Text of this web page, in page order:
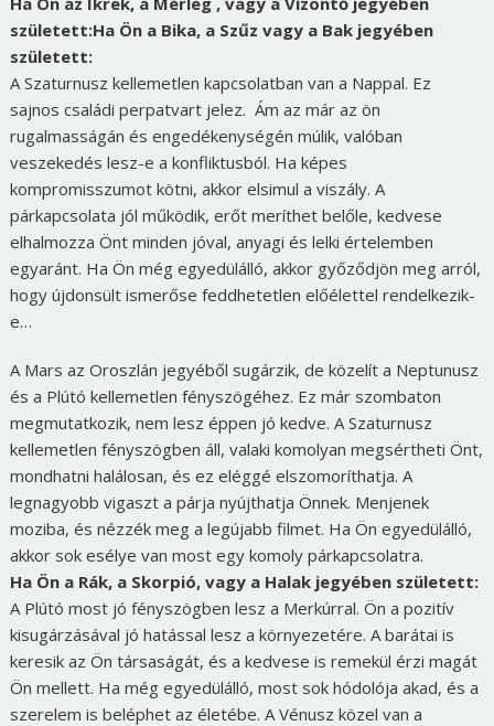
született:Ha Ön a Bika, a Szűz vagy a Bak jegyében
született:
A Szaturnusz kellemetlen kapcsolatban van a Nappal. Ez
sajnos családi perpatvart jelez. Ám az már az ön
rugalmasságán és engedékenységén múlik, valóban
veszekedés lesz-e a konfliktusból. Ha képes
kompromisszumot kötni, akkor elsimul a viszály. A
párkapcsolata jól működik, erőt meríthet belőle, kedvese
elhalmozza Önt minden jóval, anyagi és lelki értelemben
egyaránt. Ha Ön még egyedülálló, akkor győződjön meg arról,
hogy újdonsült ismerőse feddhetetlen előélettel rendelkezik-
e…
A Mars az Oroszlán jegyéből sugárzik, de közelít a Neptunusz
és a Plútó kellemetlen fényszögéhez. Ez már szombaton
megmutatkozik, nem lesz éppen jó kedve. A Szaturnusz
kellemetlen fényszögben áll, valaki komolyan megsértheti Önt,
mondhatni halálosan, és ez eléggé elszomoríthatja. A
legnagyobb vigaszt a párja nyújthatja Önnek. Menjenek
moziba, és nézzék meg a legújabb filmet. Ha Ön egyedülálló,
akkor sok esélye van most egy komoly párkapcsolatra.
Ha Ön a Rák, a Skorpió, vagy a Halak jegyében született:
A Plútó most jó fényszögben lesz a Merkúrral. Ön a pozitív
kisugárzásával jó hatással lesz a környezetére. A barátai is
keresik az Ön társaságát, és a kedvese is remekül érzi magát
Ön mellett. Ha még egyedülálló, most sok hódolója akad, és a
szerelem is beléphet az életébe. A Vénusz közel van a